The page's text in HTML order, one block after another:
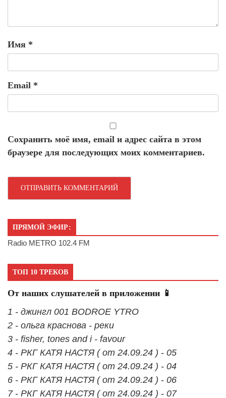
Имя *
Email *
Сохранить моё имя, email и адрес сайта в этом
браузере для последующих моих комментариев.
ПРЯМОЙ ЭФИР:
Radio METRO 102.4 FM
ТОП 10 ТРЕКОВ
От наших слушателей в приложении 📱
1 - джингл 001 BODROE YTRO
2 - ольга краснова - реки
3 - fisher, tones and i - favour
4 - РКГ КАТЯ НАСТЯ ( от 24.09.24 ) - 05
5 - РКГ КАТЯ НАСТЯ ( от 24.09.24 ) - 04
6 - РКГ КАТЯ НАСТЯ ( от 24.09.24 ) - 06
7 - РКГ КАТЯ НАСТЯ ( от 24.09.24 ) - 07